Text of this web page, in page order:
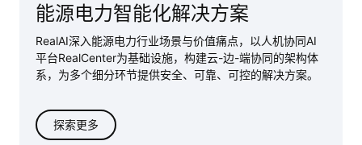
能源电力智能化解决方案
RealAI深入能源电力行业场景与价值痛点，以人机协同AI
平台RealCenter为基础设施，构建云-边-端协同的架构体
系，
为多个细分环节提供安全、可靠、可控的解决方案。
探索更多